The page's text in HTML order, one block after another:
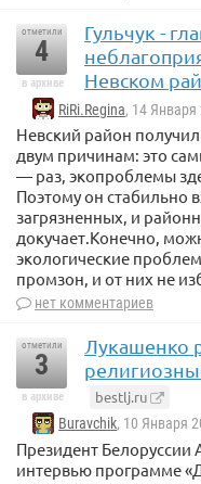
отметили
4
в архиве
Гульчук -
Невском
RiRi.Regina, 14 Января
Невский район
двум причинам: это
— раз, экопроблемы
Поэтому он стабильно
загрязненных, и
докучает.Конечно,
экологические
промзон, и от них не
нет комментариев
отметили
3
в архиве
Лукашенко
bestlj.ru
Buravchik, 10 Января
Президент
интервью программе